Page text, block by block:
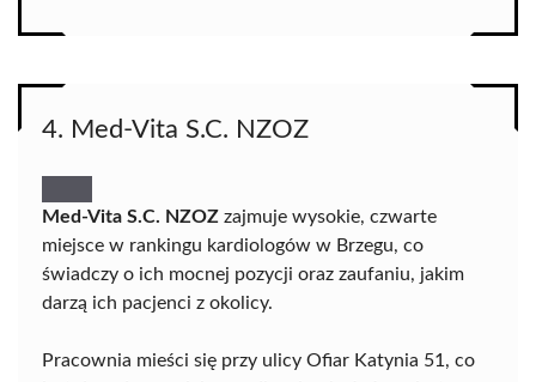
4. Med-Vita S.C. NZOZ
Med-Vita S.C. NZOZ zajmuje wysokie, czwarte
miejsce w rankingu kardiologów w Brzegu, co
świadczy o ich mocnej pozycji oraz zaufaniu, jakim
darzą ich pacjenci z okolicy.
Pracownia mieści się przy ulicy Ofiar Katynia 51, co